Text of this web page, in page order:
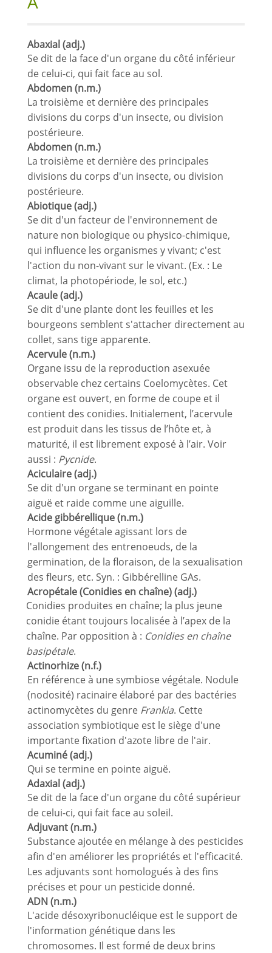
Abaxial (adj.)
Se dit de la face d'un organe du côté inférieur
de celui-ci, qui fait face au sol.
Abdomen (n.m.)
La troisième et dernière des principales
divisions du corps d'un insecte, ou division
postérieure.
Abdomen (n.m.)
La troisième et dernière des principales
divisions du corps d'un insecte, ou division
postérieure.
Abiotique (adj.)
Se dit d'un facteur de l'environnement de
nature non biologique ou physico-chimique,
qui influence les organismes y vivant; c'est
l'action du non-vivant sur le vivant. (Ex. : Le
climat, la photopériode, le sol, etc.)
Acaule (adj.)
Se dit d'une plante dont les feuilles et les
bourgeons semblent s'attacher directement au
collet, sans tige apparente.
Acervule (n.m.)
Organe issu de la reproduction asexuée
observable chez certains Coelomycètes. Cet
organe est ouvert, en forme de coupe et il
contient des conidies. Initialement, l’acervule
est produit dans les tissus de l’hôte et, à
maturité, il est librement exposé à l’air. Voir
aussi : Pycnide.
Aciculaire (adj.)
Se dit d'un organe se terminant en pointe
aiguë et raide comme une aiguille.
Acide gibbérellique (n.m.)
Hormone végétale agissant lors de
l'allongement des entrenoeuds, de la
germination, de la floraison, de la sexualisation
des fleurs, etc. Syn. : Gibbérelline GAs.
Acropétale (Conidies en chaîne) (adj.)
Conidies produites en chaîne; la plus jeune
conidie étant toujours localisée à l’apex de la
chaîne. Par opposition à : Conidies en chaîne
basipétale.
Actinorhize (n.f.)
En référence à une symbiose végétale. Nodule
(nodosité) racinaire élaboré par des bactéries
actinomycètes du genre Frankia. Cette
association symbiotique est le siège d'une
importante fixation d'azote libre de l'air.
Acuminé (adj.)
Qui se termine en pointe aiguë.
Adaxial (adj.)
Se dit de la face d'un organe du côté supérieur
de celui-ci, qui fait face au soleil.
Adjuvant (n.m.)
Substance ajoutée en mélange à des pesticides
afin d'en améliorer les propriétés et l'efficacité.
Les adjuvants sont homologués à des fins
précises et pour un pesticide donné.
ADN (n.m.)
L'acide désoxyribonucléique est le support de
l'information génétique dans les
chromosomes. Il est formé de deux brins